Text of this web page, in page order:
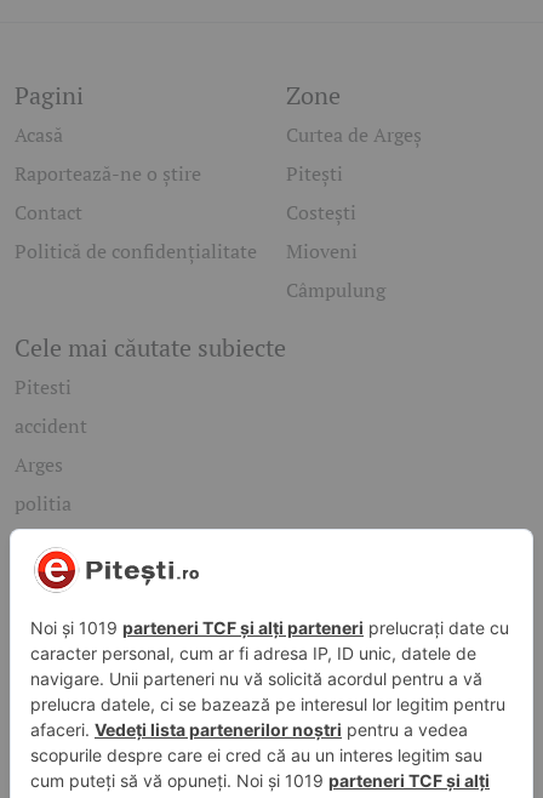
Pagini
Acasă
Raportează-ne o știre
Contact
Politică de confidențialitate
Zone
Curtea de Argeș
Pitești
Costești
Mioveni
Câmpulung
Cele mai căutate subiecte
Pitesti
accident
Arges
politia
mioveni
Caută rapid știrile care te interesează
Găsește cele mai recente știri, evenimente și subiecte de
interes din orașul tău. Introdu un cuvânt-cheie și descoperă
informațiile de care ai nevoie!